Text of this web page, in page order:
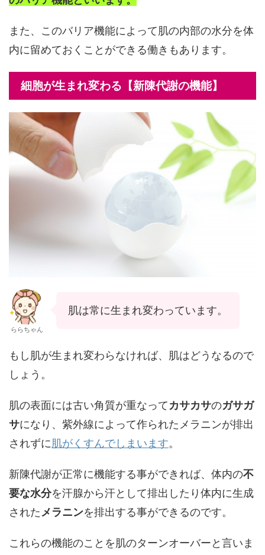
また、このバリア機能によって肌の内部の水分を体
内に留めておくことができる働きもあります。
細胞が生まれ変わる【新陳代謝の機能】
ららちゃん
肌は常に生まれ変わっています。
もし肌が生まれ変わらなければ、肌はどうなるので
しょう。
肌の表面には古い角質が重なってカサカサのガサガ
サになり、紫外線によって作られたメラニンが排出
されずに肌がくすんでしまいます。
新陳代謝が正常に機能する事ができれば、体内の不
要な水分を汗腺から汗として排出したり体内に生成
されたメラニンを排出する事ができるのです。
これらの機能のことを肌のターンオーバーと言いま